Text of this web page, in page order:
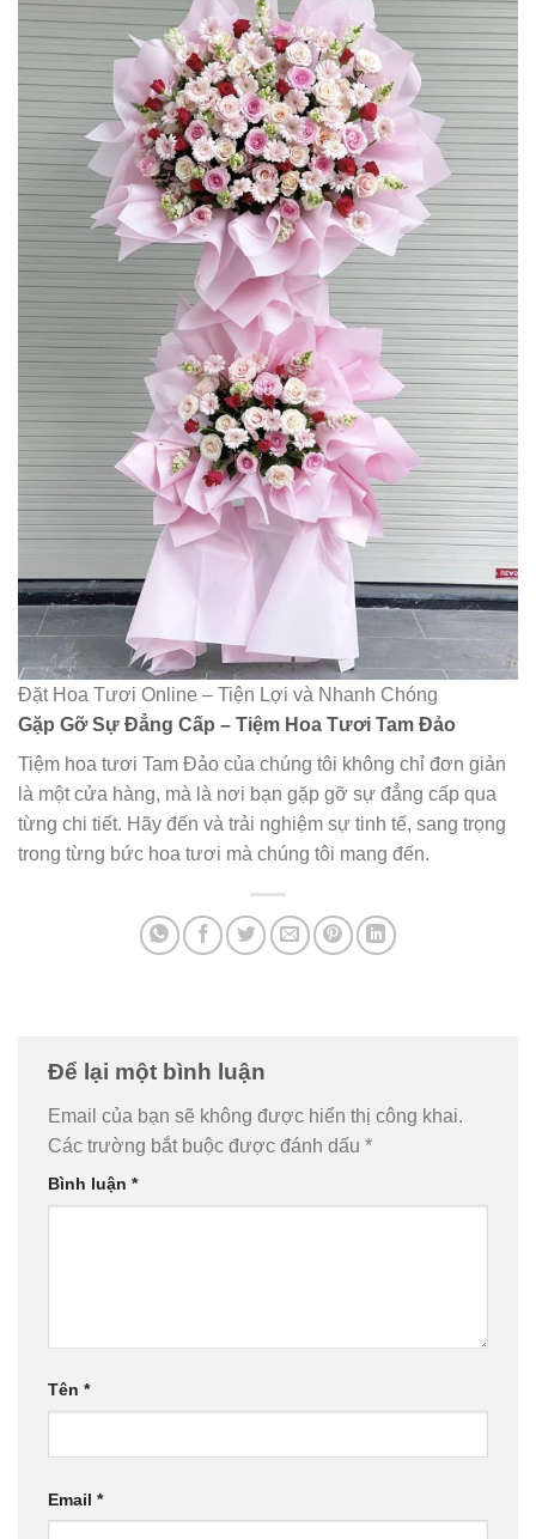
Đặt Hoa Tươi Online – Tiện Lợi và Nhanh Chóng
Gặp Gỡ Sự Đẳng Cấp – Tiệm Hoa Tươi Tam Đảo
Tiệm hoa tươi Tam Đảo của chúng tôi không chỉ đơn giản
là một cửa hàng, mà là nơi bạn gặp gỡ sự đẳng cấp qua
từng chi tiết. Hãy đến và trải nghiệm sự tinh tế, sang trọng
trong từng bức hoa tươi mà chúng tôi mang đến.
Để lại một bình luận
Email của bạn sẽ không được hiển thị công khai.
Các trường bắt buộc được đánh dấu *
Bình luận *
Tên *
Email *